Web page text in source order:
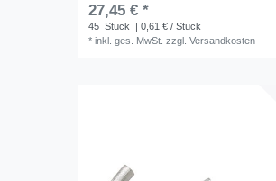
27,45 € *
45 Stück
| 0,61 € / Stück
*inkl. ges. MwSt. zzgl.Versandkosten